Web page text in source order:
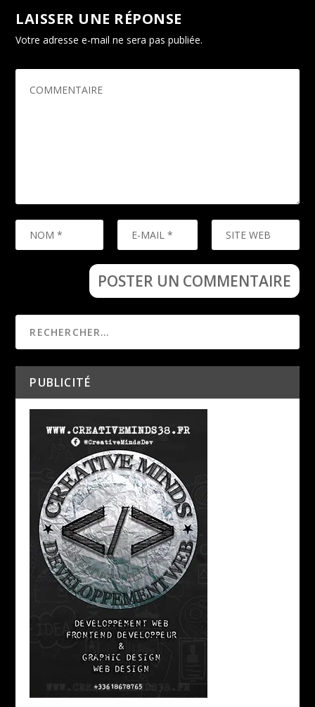
LAISSER UNE RÉPONSE
Votre adresse e-mail ne sera pas publiée.
obligatoires sont indiqués avec
PUBLICITÉ